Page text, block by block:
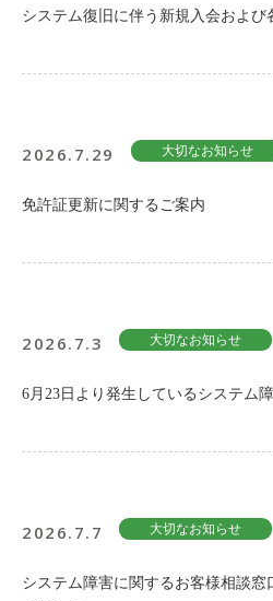
システム復旧に伴う新規入会およ
2026.7.29 大切なお知らせ
免許証更新に関するご案内
2026.7.3 大切なお知らせ
6月23日より発生しているシステム
2026.7.7 大切なお知らせ
システム障害に関するお客様相談